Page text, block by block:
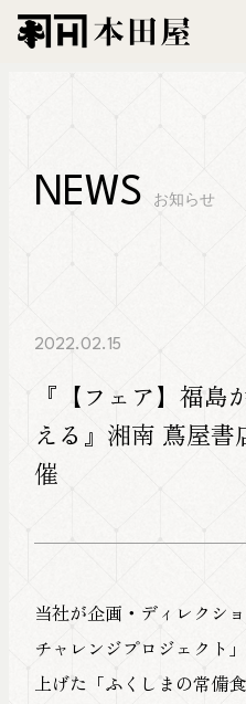
ホーム
ABOUT
BLOG
ブログ
NEWS お知らせ
2022.02.15
『【フェア】福島
える』湘南 蔦屋書
催
当社が企画・ディレクシ
チャレンジプロジェクト
上げた「ふくしまの常備